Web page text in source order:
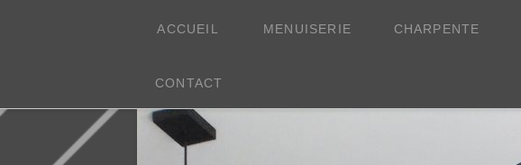
Aubobois
Menuiserie
ACCUEIL MENUISERIE CHARPENTE
CONTACT